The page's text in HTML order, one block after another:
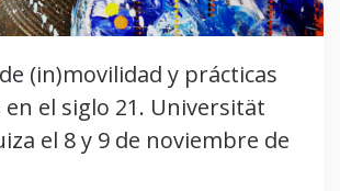
(in)movilidad y prácticas
en el siglo 21. Universität
el 8 y 9 de noviembre de